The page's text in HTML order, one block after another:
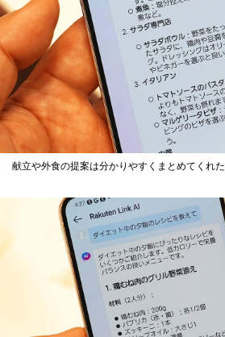
献立や外食の提案は分かりやすくまとめてくれた